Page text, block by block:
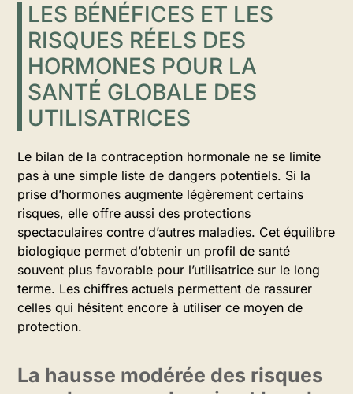
LES BÉNÉFICES ET LES
RISQUES RÉELS DES
HORMONES POUR LA
SANTÉ GLOBALE DES
UTILISATRICES
Le bilan de la contraception hormonale ne se limite
pas à une simple liste de dangers potentiels. Si la
prise d’hormones augmente légèrement certains
risques, elle offre aussi des protections
spectaculaires contre d’autres maladies. Cet équilibre
biologique permet d’obtenir un profil de santé
souvent plus favorable pour l’utilisatrice sur le long
terme. Les chiffres actuels permettent de rassurer
celles qui hésitent encore à utiliser ce moyen de
protection.
La hausse modérée des risques